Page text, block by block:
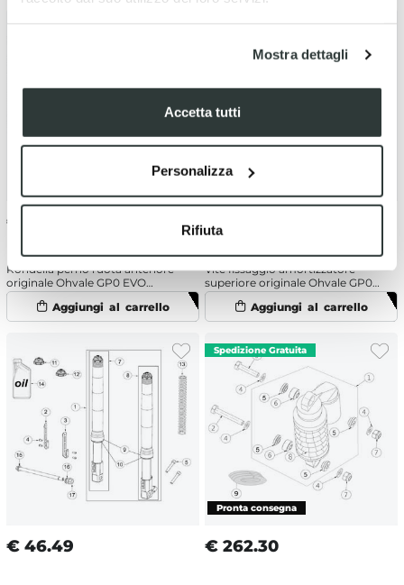
Mostra dettagli
Accetta tutti
Personalizza
Rifiuta
€
Rondella perno ruota anteriore
originale Ohvale GP0 EVO
(2022-2025)
€
Vite fissaggio amortizzatore
superiore originale Ohvale GP0
EVO (2022-2025)
€ 46.49 € 262.30